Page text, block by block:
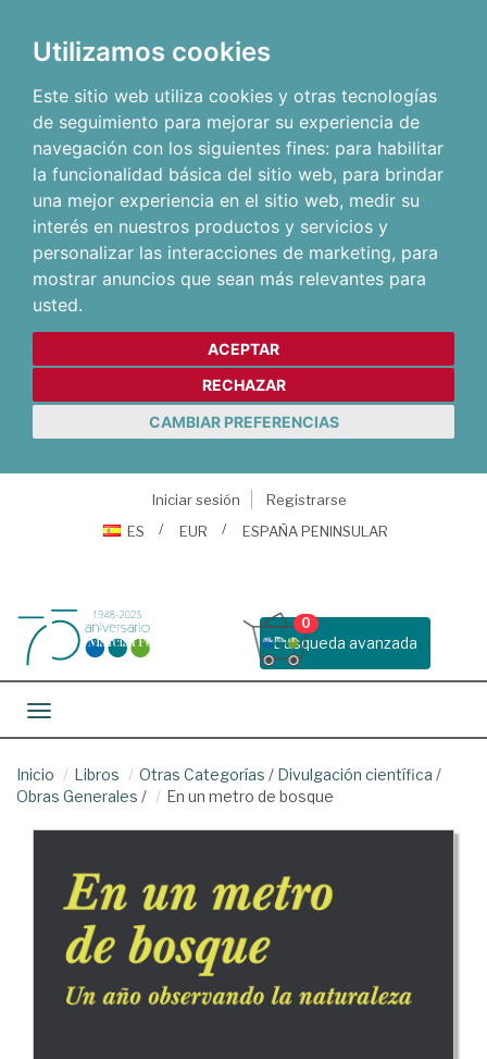
Utilizamos cookies
Este sitio web utiliza cookies y otras tecnologías
de seguimiento para mejorar su experiencia de
navegación con los siguientes fines: para habilitar
la funcionalidad básica del sitio web, para brindar
una mejor experiencia en el sitio web, medir su
interés en nuestros productos y servicios y
personalizar las interacciones de marketing, para
mostrar anuncios que sean más relevantes para
usted.
ACEPTAR
RECHAZAR
CAMBIAR PREFERENCIAS
Iniciar sesión
Registrarse
ES
EUR ESPAÑA PENINSULAR
Busqueda avanzada
0
Toggle navigation
Inicio Libros Otras Categorías / Divulgación científica /
Obras Generales / En un metro de bosque